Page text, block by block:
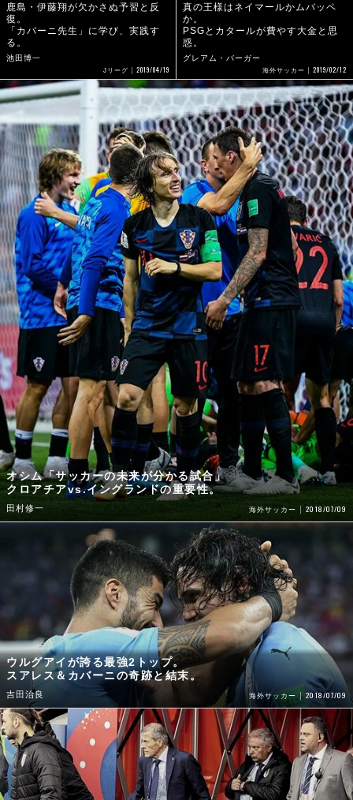
鹿島・伊藤翔が欠かさぬ予習と反
復。
「カバーニ先生」に学び、実践す
る。
池田博一
Jリーグ 2019/04/19
真の王様はネイマールかムバッペ
か。
PSGとカタールが費やす大金と思
惑。
グレアム・バーガー
海外サッカー 2019/02/12
オシム「サッカーの未来が分かる試合」
クロアチアvs.イングランドの重要性。
田村修一 海外サッカー 2018/07/09
ウルグアイが誇る最強2トップ。
スアレス＆カバーニの奇跡と結末。
吉田治良 海外サッカー 2018/07/09